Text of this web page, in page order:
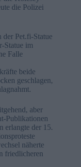
die Polizei
der Pet.fi-Statue
Statue im
Falle
beide
geschlagen,
aber
Publikationen
erlangte der 15.
näherte
friedlicheren